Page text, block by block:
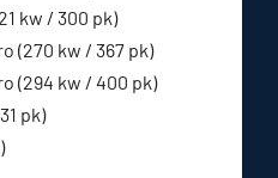
kw / 300 pk)
(270 kw / 367 pk)
(294 kw / 400 pk)
pk)